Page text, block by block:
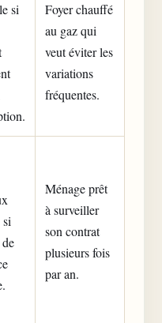
si
Foyer chauffé
au gaz qui
veut éviter les
variations
fréquentes.
si
Ménage prêt
à surveiller
son contrat
plusieurs fois
par an.